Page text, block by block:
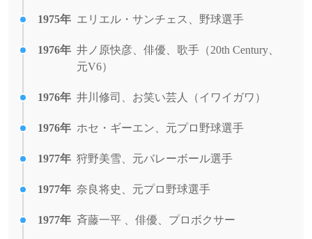
1975年 エリエル・サンチェス、野球選手
1976年 井ノ原快彦、俳優、歌手（20th Century、
元V6）
1976年 井川修司、お笑い芸人（イワイガワ）
1976年 ホセ・ギーエン、元プロ野球選手
1977年 狩野美雪、元バレーボール選手
1977年 奈良将史、元プロ野球選手
1977年 斉藤一平 、俳優、プロボクサー